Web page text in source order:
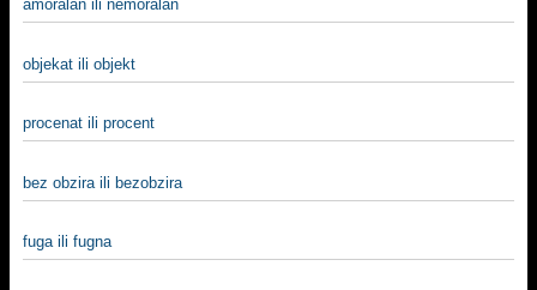
amoralan ili nemoralan
objekat ili objekt
procenat ili procent
bez obzira ili bezobzira
fuga ili fugna